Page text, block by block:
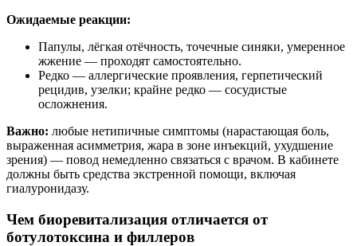
Ожидаемые реакции:
Папулы, лёгкая отёчность, точечные синяки, умеренное
жжение — проходят самостоятельно.
Редко — аллергические проявления, герпетический
рецидив, узелки; крайне редко — сосудистые
осложнения.
Важно: любые нетипичные симптомы (нарастающая боль,
выраженная асимметрия, жара в зоне инъекций, ухудшение
зрения) — повод немедленно связаться с врачом. В кабинете
должны быть средства экстренной помощи, включая
гиалуронидазу.
Чем биоревитализация отличается от
ботулотоксина и филлеров